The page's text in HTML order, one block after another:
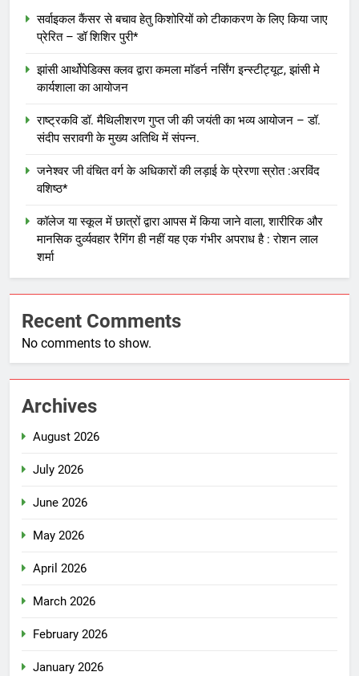
सर्वाइकल कैंसर से बचाव हेतु किशोरियों को टीकाकरण के लिए किया जाए
प्रेरित – डॉ शिशिर पुरी*
झांसी आर्थोपेडिक्स क्लव द्वारा कमला माॅडर्न नर्सिंग इन्स्टीट्यूट, झांसी मे
कार्यशाला का आयोजन
राष्ट्रकवि डॉ. मैथिलीशरण गुप्त जी की जयंती का भव्य आयोजन – डॉ.
संदीप सरावगी के मुख्य अतिथि में संपन्न.
जनेश्वर जी वंचित वर्ग के अधिकारों की लड़ाई के प्रेरणा स्रोत :अरविंद
वशिष्ठ*
कॉलेज या स्कूल में छात्रों द्वारा आपस में किया जाने वाला, शारीरिक और
मानसिक दुर्व्यवहार रैगिंग ही नहीं यह एक गंभीर अपराध है : रोशन लाल
शर्मा
Recent Comments
No comments to show.
Archives
August 2026
July 2026
June 2026
May 2026
April 2026
March 2026
February 2026
January 2026